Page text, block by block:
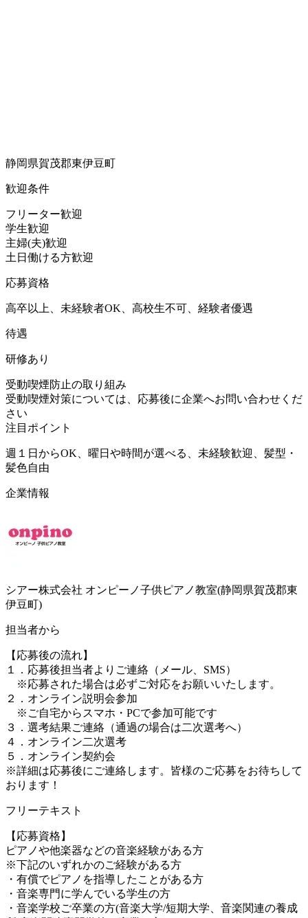
静岡県賀茂郡東伊豆町
歓迎条件
フリーター歓迎
学生歓迎
主婦(夫)歓迎
土日働ける方歓迎
応募資格
高卒以上、未経験者OK、高校生不可、経験者優遇
待遇
研修あり
受動喫煙防止の取り組み
受動喫煙対策については、応募後に企業へお問い合わせくだ
さい
注目ポイント
週１日からOK、曜日や時間が選べる、未経験歓迎、髪型・
髪色自由
企業情報
シアー株式会社 オンピーノ子供ピアノ教室(静岡県賀茂郡東
伊豆町)
担当者から
【応募後の流れ】
１．応募後担当者よりご連絡（メール、SMS）
※応募された場合は必ずご対応をお願いいたします。
２．オンライン説明会参加
※ご自宅からスマホ・PCで参加可能です
３．選考結果ご連絡（通過の場合は二次選考へ）
４．オンライン二次選考
５．オンライン契約会
※詳細は応募後にご連絡します。皆様のご応募をお待ちして
おります！
フリーテキスト
【応募資格】
ピアノや他楽器などの音楽経験がある方
※下記のいずれかのご経験がある方
・有償でピアノを指導したことがある方
・音楽専門に学んでいる学生の方
・音楽学校ご卒業の方(音楽大学/短期大学、音楽関連の養成